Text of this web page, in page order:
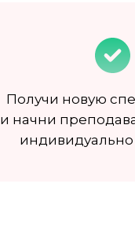
Получи новую
и начни